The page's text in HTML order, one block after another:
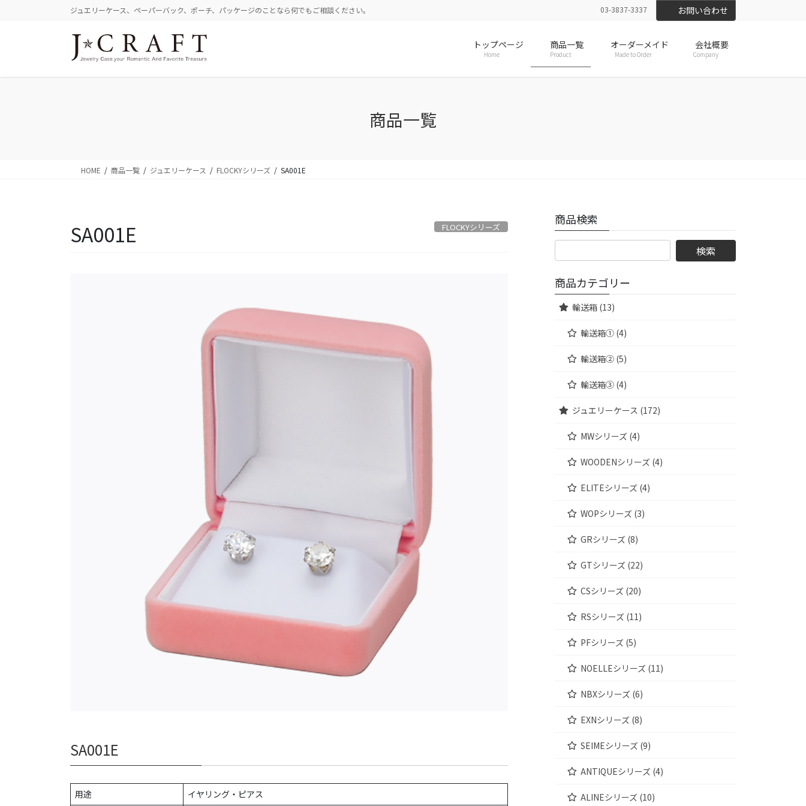
ジュエリーケース、ペーパーバック、ポーチ、パッケージのことなら何でもご相談ください。 03-3837-3337 お問い合わせ
トップページ
Home
商品一覧
Product
オーダーメイド
Made to Order
会社概要
Company
商品一覧
HOME 商品一覧 ジュエリーケース FLOCKYシリーズ SA001E
FLOCKYシリーズ
SA001E
SA001E
用途
イヤリング・ピアス
商品検索
商品カテゴリー
輸送箱 (13)
輸送箱① (4)
輸送箱② (5)
輸送箱③ (4)
ジュエリーケース (172)
MWシリーズ (4)
WOODENシリーズ (4)
ELITEシリーズ (4)
WOPシリーズ (3)
GRシリーズ (8)
GTシリーズ (22)
CSシリーズ (20)
RSシリーズ (11)
PFシリーズ (5)
NOELLEシリーズ (11)
NBXシリーズ (6)
EXNシリーズ (8)
SEIMEシリーズ (9)
ANTIQUEシリーズ (4)
ALINEシリーズ (10)